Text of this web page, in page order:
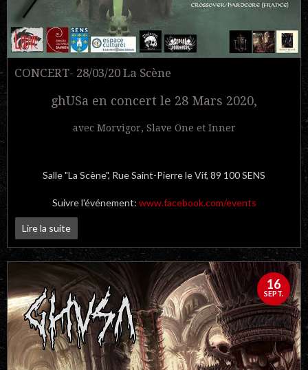
CONCERT- 28/03/20 La Scène
ghUSa en concert le 28 Mars 2020,
avec Morvigor, Slave One et Inner
Salle "La Scène", Rue Saint-Pierre le Vif, 89 100 SENS
Suivre l'événement: www.facebook.com/events
Lire la suite
16
SEPT.